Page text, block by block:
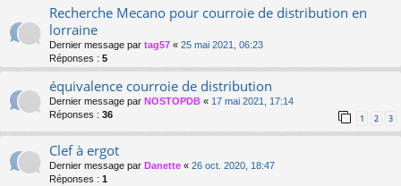
Recherche Mecano pour courroie de distribution en
lorraine
Dernier message par tag57 « 25 mai 2021, 06:23
Réponses : 5
équivalence courroie de distribution
Dernier message par NOSTOPDB « 17 mai 2021, 17:14
Réponses : 36 1 2 3
Clef à ergot
Dernier message par Danette « 26 oct. 2020, 18:47
Réponses : 1